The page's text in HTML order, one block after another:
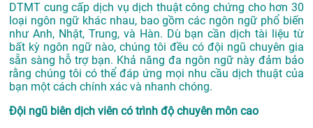
DTMT cung cấp dịch vụ dịch thuật công chứng cho hơn 30
loại ngôn ngữ khác nhau, bao gồm các ngôn ngữ phổ biến
như Anh, Nhật, Trung, và Hàn. Dù bạn cần dịch tài liệu từ
bất kỳ ngôn ngữ nào, chúng tôi đều có đội ngũ chuyên gia
sẵn sàng hỗ trợ bạn. Khả năng đa ngôn ngữ này đảm bảo
rằng chúng tôi có thể đáp ứng mọi nhu cầu dịch thuật của
bạn một cách chính xác và nhanh chóng.
Đội ngũ biên dịch viên có trình độ chuyên môn cao